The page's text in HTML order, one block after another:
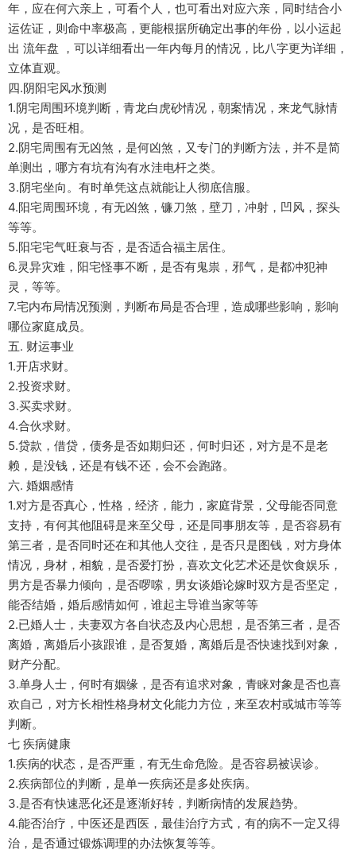
年，应在何六亲上，可看个人，也可看出对应六亲，同时结合小
运佐证，则命中率极高，更能根据所确定出事的年份，以小运起
出 流年盘 ，可以详细看出一年内每月的情况，比八字更为详细，
立体直观。
四.阴阳宅风水预测
1.阴宅周围环境判断，青龙白虎砂情况，朝案情况，来龙气脉情
况，是否旺相。
2.阴宅周围有无凶煞，是何凶煞，又专门的判断方法，并不是简
单测出，哪方有坑有沟有水洼电杆之类。
3.阴宅坐向。有时单凭这点就能让人彻底信服。
4.阳宅周围环境，有无凶煞，镰刀煞，壁刀，冲射，凹风，探头
等等。
5.阳宅宅气旺衰与否，是否适合福主居住。
6.灵异灾难，阳宅怪事不断，是否有鬼祟，邪气，是都冲犯神
灵，等等。
7.宅内布局情况预测，判断布局是否合理，造成哪些影响，影响
哪位家庭成员。
五. 财运事业
1.开店求财。
2.投资求财。
3.买卖求财。
4.合伙求财。
5.贷款，借贷，债务是否如期归还，何时归还，对方是不是老
赖，是没钱，还是有钱不还，会不会跑路。
六. 婚姻感情
1.对方是否真心，性格，经济，能力，家庭背景，父母能否同意
支持，有何其他阻碍是来至父母，还是同事朋友等，是否容易有
第三者，是否同时还在和其他人交往，是否只是图钱，对方身体
情况，身材，相貌，是否爱打扮，喜欢文化艺术还是饮食娱乐，
男方是否暴力倾向，是否啰嗦，男女谈婚论嫁时双方是否坚定，
能否结婚，婚后感情如何，谁起主导谁当家等等
2.已婚人士，夫妻双方各自状态及内心思想，是否第三者，是否
离婚，离婚后小孩跟谁，是否复婚，离婚后是否快速找到对象，
财产分配。
3.单身人士，何时有姻缘，是否有追求对象，青睐对象是否也喜
欢自己，对方长相性格身材文化能力方位，来至农村或城市等等
判断。
七 疾病健康
1.疾病的状态，是否严重，有无生命危险。是否容易被误诊。
2.疾病部位的判断，是单一疾病还是多处疾病。
3.是否有快速恶化还是逐渐好转，判断病情的发展趋势。
4.能否治疗，中医还是西医，最佳治疗方式，有的病不一定又得
治，是否通过锻炼调理的办法恢复等等。